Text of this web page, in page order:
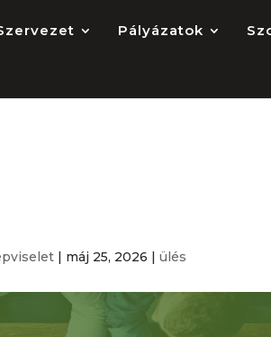
Pályázatok
| máj 25, 2026 |ülés